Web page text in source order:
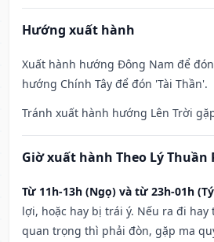
Hướng xuất hành
Xuất hành hướng Đông Nam để
hướng Chính Tây để đón 'Tài Thần'.
Tránh xuất hành hướng Lên Trời
Giờ xuất hành Theo Lý Thuần
Từ 11h-13h (Ngọ) và từ 23h-01h
lợi, hoặc hay bị trái ý. Nếu ra đi hay
quan trọng thì phải đòn, gặp ma